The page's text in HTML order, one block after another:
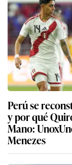
Perú se
y por qué
Mano:
Menezes